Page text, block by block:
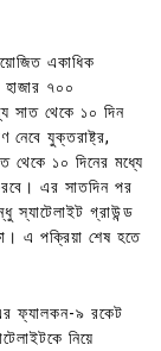
একাধিক
৭০০
সাত থেকে ১০ দিন
যুক্তরাষ্ট্র,
থেকে ১০ দিনের মধ্যে
এর সাতদিন পর
স্যাটেলাইট গ্রাউন্ড
এ পক্রিয়া শেষ হতে
এর ফ্যালকন-৯ রকেট
নিয়ে